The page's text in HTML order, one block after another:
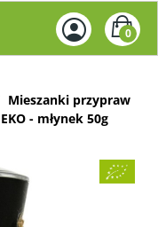
0
Mieszanki przypraw
- młynek 50g